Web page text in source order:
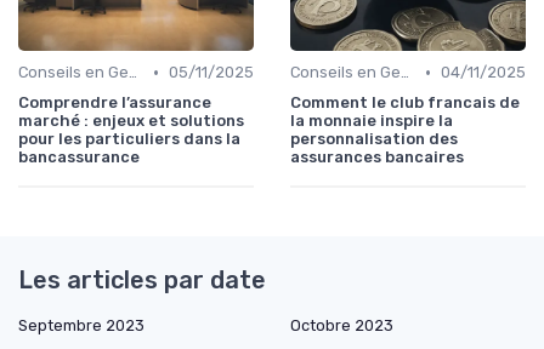
Conseils en Gestion de Patrimoine • 05/11/2025
Comprendre l’assurance
marché : enjeux et solutions
pour les particuliers dans la
bancassurance
Conseils en Gestion de Patrimoine • 04/11/2025
Comment le club francais de
la monnaie inspire la
personnalisation des
assurances bancaires
Les articles par date
Septembre 2023
Octobre 2023